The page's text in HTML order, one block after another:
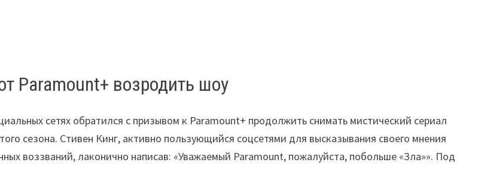
Paramount+ возродить шоу
сетях обратился с призывом к Paramount+ продолжить снимать мистический сериал
сезона. Стивен Кинг, активно пользующийся соцсетями для высказывания своего мнения
воззваний, лаконично написав: «Уважаемый Paramount, пожалуйста, побольше «Зла»». Под